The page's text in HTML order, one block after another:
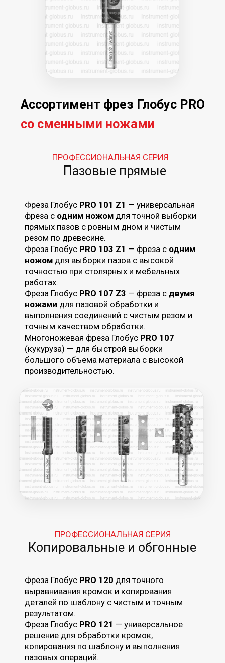
ПРОФЕССИОНАЛЬНАЯ СЕРИЯ
Копировальные и обгонные
Фреза ГлобусPRO 120 для точного
выравнивания кромок и копирования
деталей по шаблону с чистым и точным
копирования по шаблону и выполнения
пазовых операций.
Фреза Глобус PRO 120 Z2x2обеспечивает
более чистый рез и точную обработку
кромок при работе по шаблону. В зоне
перекрытия ножей возможно образование
полос на изделии. Чтобы этого избежать, на
концах лезвий выполнены скосы
У фрез серииPRO 120подшипник
установлен на конце фрезы, у моделей
121— на хвостовике.
ПРОФЕССИОНАЛЬНАЯ СЕРИЯ
Радиусные
Фреза Глобус PRO 117для точного
формирования радиусных профилей и
декоративной обработки кромок с чистым
и точным результатом.
Для Слэбов
Фреза ГлобусPRO 108 SLABдля
выравнивания слэбов и обработки больших
поверхностей с высокой
производительностью и точным
результатом. Оснащена сменными ножами
с 4 режущими гранями, что увеличивает
ресурс и снижает затраты в работе.